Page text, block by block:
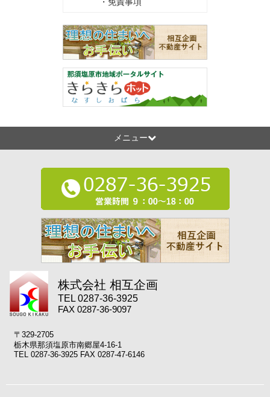
・免責事項
メニュー
株式会社 相互企画
TEL 0287-36-3925
FAX 0287-36-9097
〒329-2705
栃木県那須塩原市南郷屋4-16-1
TEL 0287-36-3925 FAX 0287-47-6146